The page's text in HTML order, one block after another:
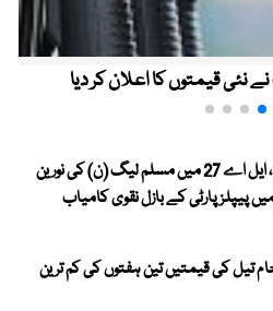
نئی قیمتوں کا اعلان کر دیا
آزاد کشمیر الیکشن ، ایل اے 27 میں مسلم لیگ (ن) کی نورین
تیل کی قیمتیں تین ہفتوں کی کم ترین